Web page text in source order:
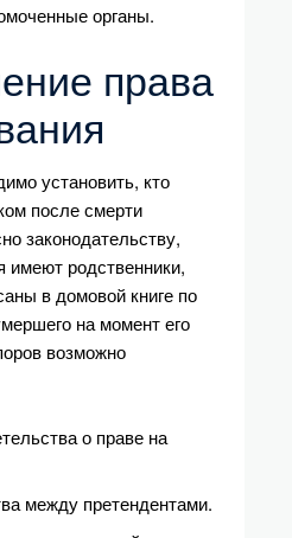
органы.
права
установить, кто
после смерти
законодательству,
имеют родственники,
в домовой книге по
на момент его
возможно
о праве на
между претендентами.